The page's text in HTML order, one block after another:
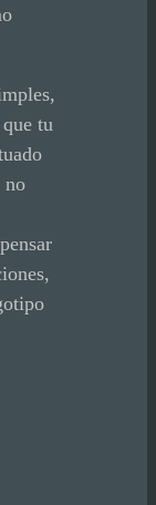
tu
no